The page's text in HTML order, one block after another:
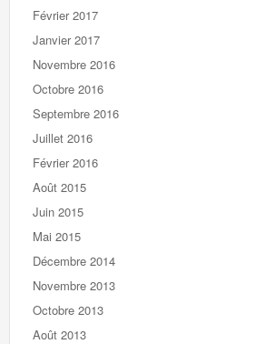
Février 2017
Janvier 2017
Novembre 2016
Octobre 2016
Septembre 2016
Juillet 2016
Février 2016
Août 2015
Juin 2015
Mai 2015
Décembre 2014
Novembre 2013
Octobre 2013
Août 2013